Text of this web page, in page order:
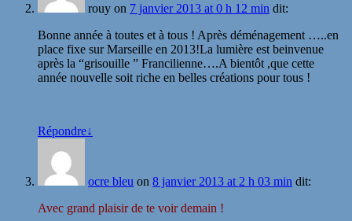
rouy on 7 janvier 2013 at 0 h 12 min dit:
Bonne année à toutes et à tous ! Après déménagement …..en
place fixe sur Marseille en 2013!La lumière est beinvenue
après la “grisouille ” Francilienne….A bientôt ,que cette
année nouvelle soit riche en belles créations pour tous !
Répondre↓
ocre bleu on 8 janvier 2013 at 2 h 03 min dit:
Avec grand plaisir de te voir demain !